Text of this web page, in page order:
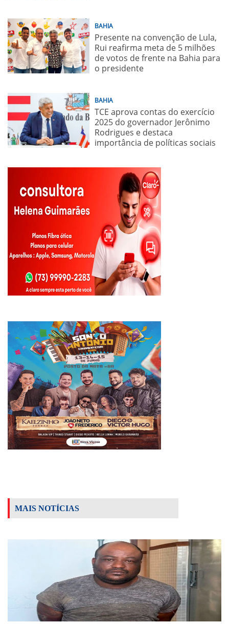
BAHIA
Presente na convenção de Lula,
Rui reafirma meta de 5 milhões
de votos de frente na Bahia para
o presidente
BAHIA
TCE aprova contas do exercício
2025 do governador Jerônimo
Rodrigues e destaca
importância de políticas sociais
MAIS NOTÍCIAS